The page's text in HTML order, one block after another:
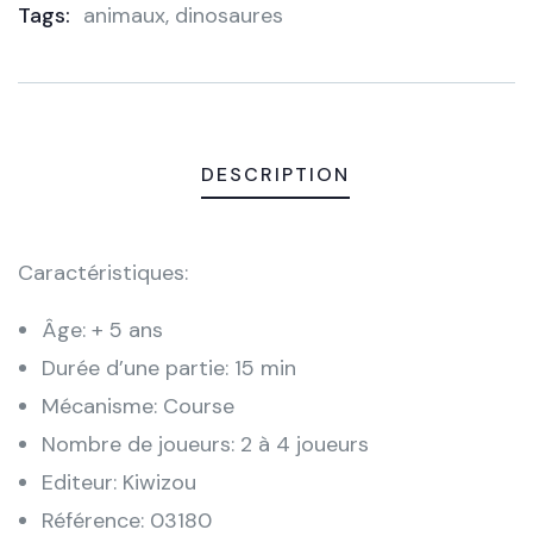
Tags: animaux, dinosaures
DESCRIPTION
Caractéristiques:
Âge: + 5 ans
Durée d’une partie: 15 min
Mécanisme: Course
Nombre de joueurs: 2 à 4 joueurs
Editeur: Kiwizou
Référence: 03180